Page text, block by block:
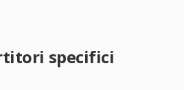
specifici